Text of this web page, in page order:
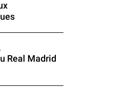
Real Madrid